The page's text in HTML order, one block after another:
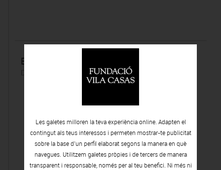
Eugènia Balcells: Ella, una i altra vegada
Dimecres 12 | Octubre | 2022
Les galetes milloren la teva experiència online. Adapten el
contingut als teus interessos i permeten mostrar-te publicitat
sobre la base d’un perfil elaborat segons la manera en què
navegues. Utilitzem galetes pròpies i de tercers de manera
transparent i responsable, només per al teu benefici. Ni més ni